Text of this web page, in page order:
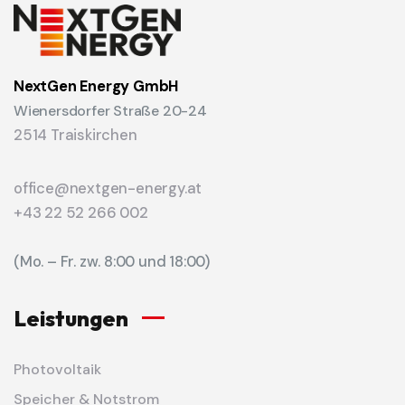
NextGen Energy GmbH
Wienersdorfer Straße 20-24
2514 Traiskirchen
office@nextgen-energy.at
+43 22 52 266 002
(Mo. – Fr. zw. 8:00 und 18:00)
Leistungen
Photovoltaik
Speicher & Notstrom